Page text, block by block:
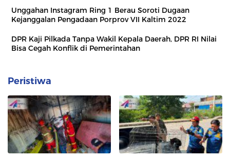
Unggahan Instagram Ring 1 Berau Soroti Dugaan
Kejanggalan Pengadaan Porprov VII Kaltim 2022
DPR Kaji Pilkada Tanpa Wakil Kepala Daerah, DPR RI Nilai
Bisa Cegah Konflik di Pemerintahan
Peristiwa